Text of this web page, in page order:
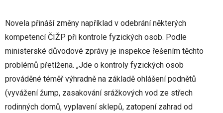
Novela přináší změny například v odebrání některých
kompetencí ČIŽP při kontrole fyzických osob. Podle
ministerské důvodové zprávy je inspekce řešením těchto
problémů přetížena. „Jde o kontroly fyzických osob
prováděné téměř výhradně na základě ohlášení podnětů
(vyvážení žump, zasakování srážkových vod ze střech
rodinných domů, vyplavení sklepů, zatopení zahrad od